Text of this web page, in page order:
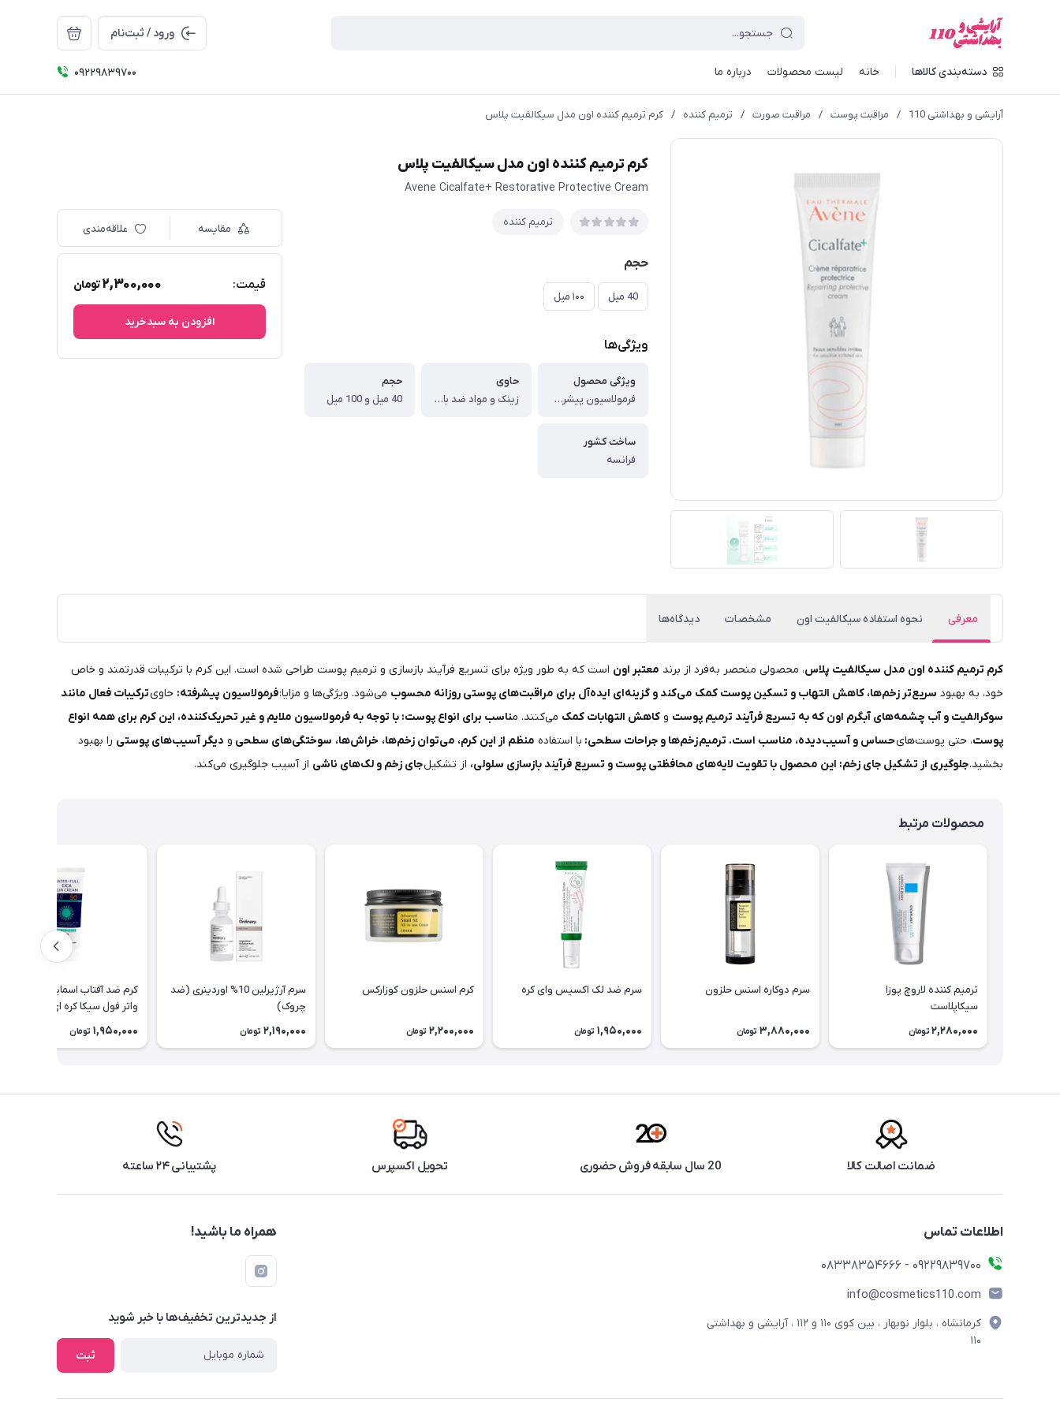
ورود / ثبت‌نام
دسته‌بندی کالاها خانه لیست محصولات درباره ما 09229839700
آرایشی و بهداشتی 110 / مراقبت پوست / مراقبت صورت / ترمیم کننده / کرم ترمیم‌ کننده اون مدل سیکالفیت پلاس
کرم ترمیم‌ کننده اون مدل سیکالفیت پلاس
Avene Cicalfate+ Restorative Protective Cream
ترمیم کننده
حجم
40 میل ۱۰۰ میل
ویژگی‌ها
ویژگی محصول
فرمولاسیون پیشرفته ، ترمیم زخم‌ها و جراحات سطحی
حاوی
زینک و مواد ضد باکتری و ضد عفونی‌کننده
حجم
40 میل و 100 میل
ساخت کشور
فرانسه
مقایسه علاقه‌مندی
قیمت: 2,300,000تومان
افزودن به سبدخرید
معرفی نحوه استفاده سیکالفیت اون مشخصات دیدگاه‌ها
کرم ترمیم‌ کننده اون مدل سیکالفیت پلاس، محصولی منحصر به‌فرد از برند معتبر اون است که به طور ویژه برای تسریع فرآیند بازسازی و ترمیم پوست طراحی شده است. این کرم با ترکیبات قدرتمند و خاص
خود، به بهبود سریع‌تر زخم‌ها، کاهش التهاب و تسکین پوست کمک می‌کند و گزینه‌ای ایده‌آل برای مراقبت‌های پوستی روزانه محسوب می‌شود. ویژگی‌ها و مزایا:فرمولاسیون پیشرفته: حاویترکیبات فعال مانند
سوکرالفیت و آب چشمه‌های آبگرم اون که به تسریع فرآیند ترمیم پوست و کاهش التهابات کمک می‌کنند. مناسب برای انواع پوست: با توجه به فرمولاسیون ملایم و غیر تحریک‌کننده، این کرم برای همه انواع
پوست، حتی پوست‌هایحساس و آسیب‌دیده، مناسب است. ترمیمزخم‌ها و جراحات سطحی: با استفاده منظم از این کرم، می‌توان زخم‌ها، خراش‌ها، سوختگی‌های سطحی و دیگر آسیب‌های پوستی را بهبود
بخشید.جلوگیری از تشکیل جای زخم: این محصول با تقویت لایه‌های محافظتی پوست و تسریع فرآیند بازسازی سلولی، از تشکیلجای زخم و لک‌های ناشی از آسیب جلوگیری می‌کند.
محصولات مرتبط
ترمیم کننده لاروچ پوزا
سیکاپلاست
2,280,000 تومان
سرم دوکاره اسنس حلزون
3,880,000 تومان
سرم ضد لک اکسیس وای کره
1,950,000 تومان
کرم اسنس حلزون کوزارکس
2,200,000 تومان
سرم آرژیرلین 10% اوردینری (ضد
چروک)
2,190,000 تومان
کرم ضد آفتاب اسمایل لدر مدل
واتر فول سیکا کره ای
1,950,000 تومان
ضمانت اصالت کالا 20 سال سابقه فروش حضوری تحویل اکسپرس پشتیبانی ۲۴ ساعته
اطلاعات تماس
09229839700 - 08338354666
info@cosmetics110.com
کرمانشاه ، بلوار نوبهار ، بین کوی ۱۱۰ و ۱۱۲ ، آرایشی و بهداشتی
۱۱۰
همراه ما باشید!
از جدید‌ترین تخفیف‌ها با‌ خبر شوید
ثبت